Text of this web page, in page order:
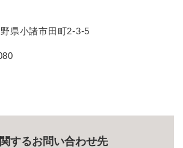
県小諸市田町2-3-5
するお問い合わせ先